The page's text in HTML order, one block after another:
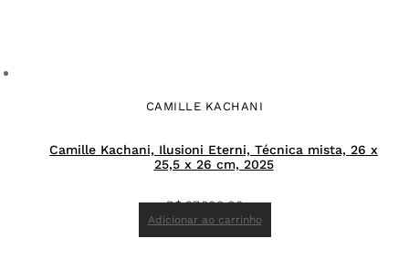
CAMILLE KACHANI
Camille Kachani, Ilusioni Eterni, Técnica mista, 26 x
25,5 x 26 cm, 2025
R$27.800,00
Adicionar ao carrinho